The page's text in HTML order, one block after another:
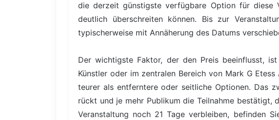
die derzeit günstigste verfügbare Option für diese
deutlich überschreiten können. Bis zur
typischerweise mit Annäherung des Datums
Der wichtigste Faktor, der den Preis beeinflusst,
Künstler oder im zentralen Bereich von Mark G
teurer als entferntere oder seitliche Optionen. Das
rückt und je mehr Publikum die Teilnahme
Veranstaltung noch 21 Tage verbleiben, befinden